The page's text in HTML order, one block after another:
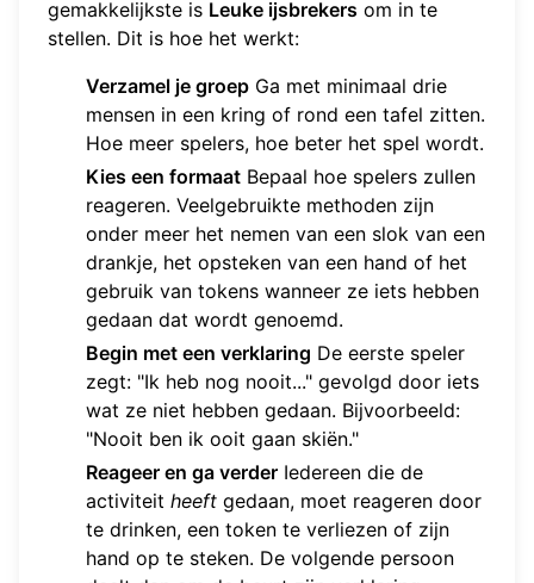
gemakkelijkste is Leuke ijsbrekers om in te
stellen. Dit is hoe het werkt:
Verzamel je groep Ga met minimaal drie
mensen in een kring of rond een tafel zitten.
Hoe meer spelers, hoe beter het spel wordt.
Kies een formaat Bepaal hoe spelers zullen
reageren. Veelgebruikte methoden zijn
onder meer het nemen van een slok van een
drankje, het opsteken van een hand of het
gebruik van tokens wanneer ze iets hebben
gedaan dat wordt genoemd.
Begin met een verklaring De eerste speler
zegt: "Ik heb nog nooit..." gevolgd door iets
wat ze niet hebben gedaan. Bijvoorbeeld:
"Nooit ben ik ooit gaan skiën."
Reageer en ga verder Iedereen die de
activiteit heeft gedaan, moet reageren door
te drinken, een token te verliezen of zijn
hand op te steken. De volgende persoon